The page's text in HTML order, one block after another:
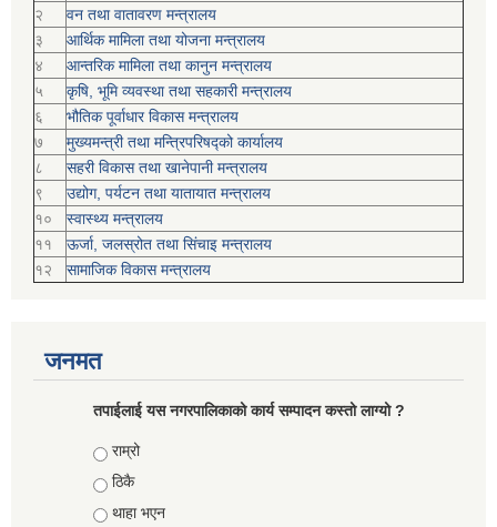
२
वन तथा वातावरण मन्त्रालय
३
आर्थिक मामिला तथा योजना मन्त्रालय
४
आन्तरिक मामिला तथा कानुन मन्त्रालय
५
कृषि, भूमि व्यवस्था तथा सहकारी मन्त्रालय
६
भौतिक पूर्वाधार विकास मन्त्रालय
७
मुख्यमन्त्री तथा मन्त्रिपरिषद्को कार्यालय
८
सहरी विकास तथा खानेपानी मन्त्रालय
९
उद्योग, पर्यटन तथा यातायात मन्त्रालय
१०
स्वास्थ्य मन्त्रालय
११
ऊर्जा, जलस्रोत तथा सिंचाइ मन्त्रालय
१२
सामाजिक विकास मन्‍‍त्रालय
जनमत
तपाईलाई यस नगरपालिकाको कार्य सम्पादन कस्तो लाग्यो ?
Choices
राम्रो
ठिकै
थाहा भएन